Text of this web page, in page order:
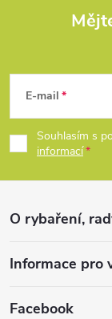
p
a
E-mail
Souhlasím s
informací
O rybaření,
Informace pro
Facebook